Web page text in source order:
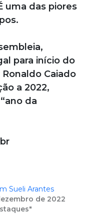
uma das piores
para início do
Caiado
a 2022,
da
Sueli Arantes
de 2022